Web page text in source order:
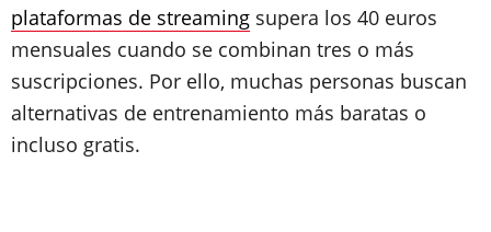
plataformas de streaming supera los 40 euros
mensuales cuando se combinan tres o más
suscripciones. Por ello, muchas personas buscan
alternativas de entrenamiento más baratas o
incluso gratis.